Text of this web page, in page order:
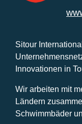
Sitour
Innovationen in
Wir arbeiten mit
Ländern
Schwimmbäder